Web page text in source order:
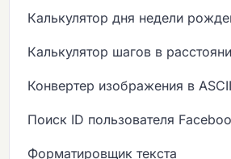
Калькулятор дня недели
Калькулятор шагов в
Конвертер изображения в
Поиск ID пользователя
Форматировщик текста